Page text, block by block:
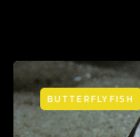
BUTTERFLYFISH